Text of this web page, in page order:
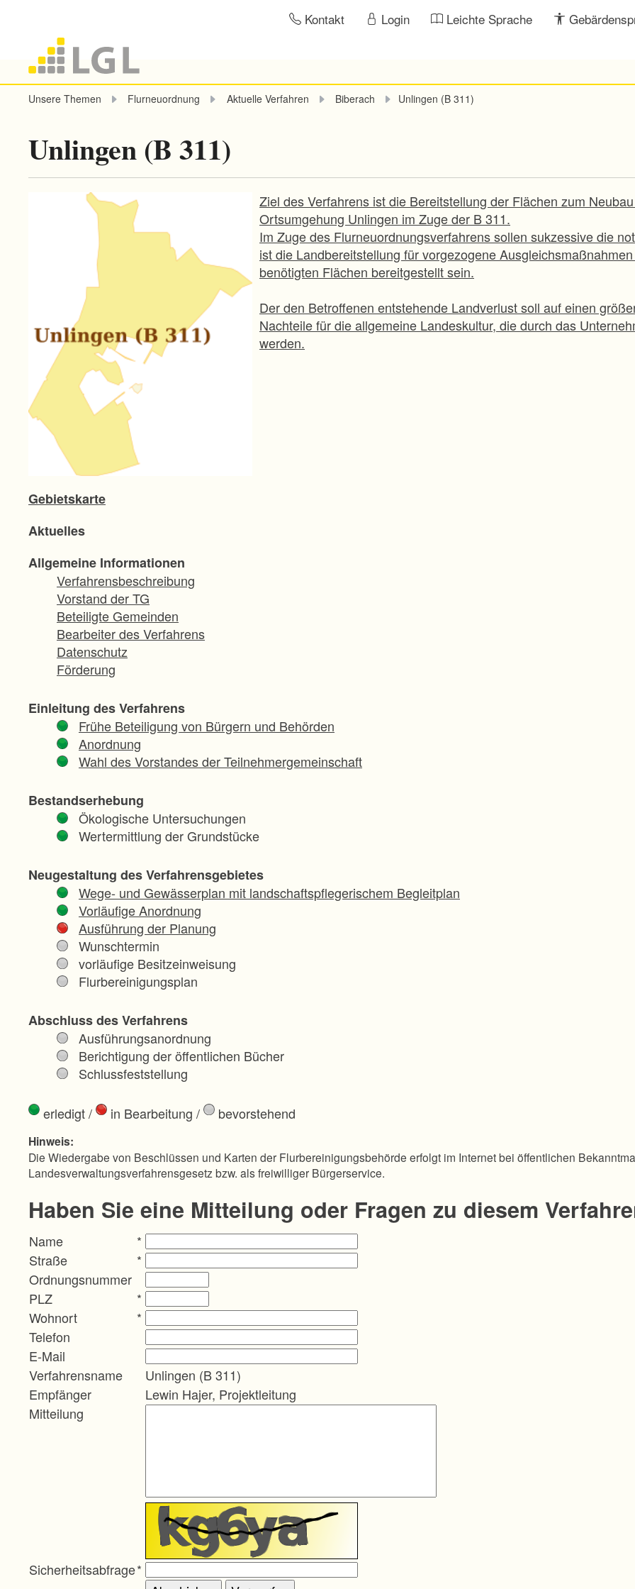
Kontakt Login Leichte Sprache
Unsere Themen Flurneuordnung Aktuelle Verfahren Biberach Unlingen (B 311)
Unlingen (B 311)
Ziel des Verfahrens ist die Bereitstellung der Flächen zum
Ortsumgehung Unlingen im Zuge der B 311.
Im Zuge des Flurneuordnungsverfahrens sollen sukzessive die
ist die Landbereitstellung für vorgezogene
benötigten Flächen bereitgestellt sein.
Der den Betroffenen entstehende Landverlust soll auf einen
Nachteile für die allgemeine Landeskultur, die durch das
werden.
Gebietskarte
Aktuelles
Allgemeine Informationen
Verfahrensbeschreibung
Vorstand der TG
Beteiligte Gemeinden
Bearbeiter des Verfahrens
Datenschutz
Förderung
Einleitung des Verfahrens
Frühe Beteiligung von Bürgern und Behörden
Anordnung
Wahl des Vorstandes der Teilnehmergemeinschaft
Bestandserhebung
Ökologische Untersuchungen
Wertermittlung der Grundstücke
Neugestaltung des Verfahrensgebietes
Wege- und Gewässerplan mit landschaftspflegerischem Begleitplan
Vorläufige Anordnung
Ausführung der Planung
Wunschtermin
vorläufige Besitzeinweisung
Flurbereinigungsplan
Abschluss des Verfahrens
Ausführungsanordnung
Berichtigung der öffentlichen Bücher
Schlussfeststellung
erledigt/ in Bearbeitung / bevorstehend
Hinweis:
Die Wiedergabe von Beschlüssen und Karten der Flurbereinigungsbehörde erfolgt im Internet bei öffentlichen
Landesverwaltungsverfahrensgesetz bzw. als freiwilliger Bürgerservice.
Haben Sie eine Mitteilung oder Fragen zu diesem
Name
*
Straße
*
Ordnungsnummer
PLZ
*
Wohnort
*
Telefon
E-Mail
Verfahrensname
Unlingen (B 311)
Empfänger
Lewin Hajer, Projektleitung
Mitteilung
Sicherheitsabfrage*